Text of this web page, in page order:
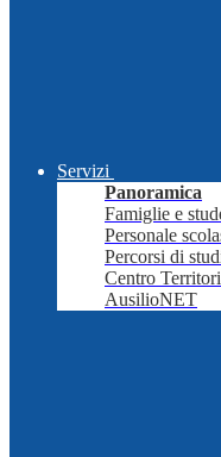
Servizi
Panoramica
Famiglie e
Personale
Percorsi di
Centro
AusilioNET